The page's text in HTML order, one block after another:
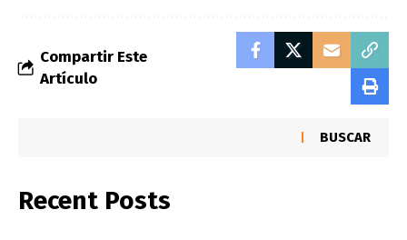
Compartir Este
Artículo
BUSCAR
Recent Posts